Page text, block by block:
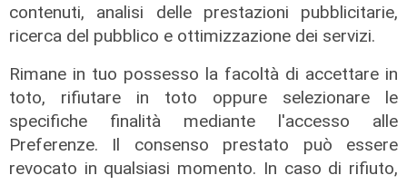
contenuti, analisi delle prestazioni pubblicitarie,
ricerca del pubblico e ottimizzazione dei servizi.
Rimane in tuo possesso la facoltà di accettare in
toto, rifiutare in toto oppure selezionare le
specifiche finalità mediante l'accesso alle
Preferenze. Il consenso prestato può essere
revocato in qualsiasi momento. In caso di rifiuto,